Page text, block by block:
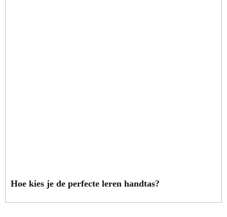
Hoe kies je de perfecte leren handtas?